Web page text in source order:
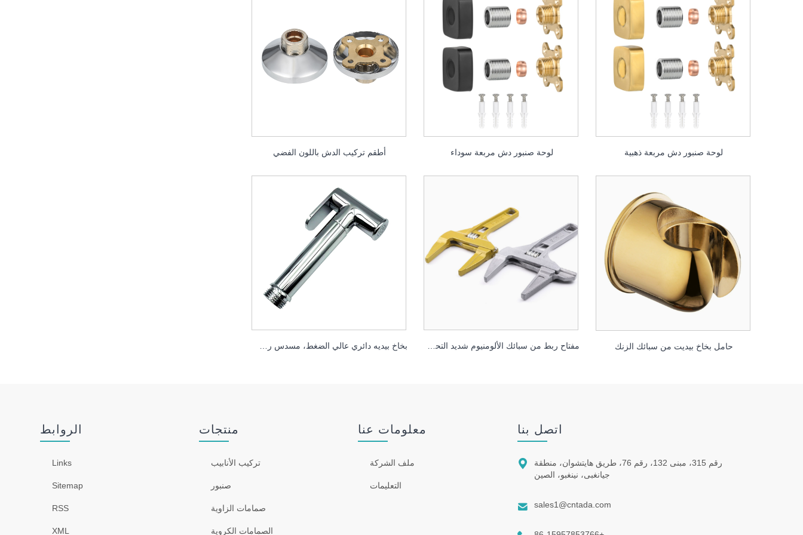
أطقم تركيب الدش باللون الفضي لوحة صنبور دش مربعة سوداء لوحة صنبور دش مربعة ذهبية
بخاخ بيديه دائري عالي الضغط، مسدس رش المرحاض المعزز لتنظيف قوي مفتاح ربط من سبائك الألومنيوم شديد التحمل مع فك كبير ومقبض قصير حامل بخاخ بيديت من سبائك الزنك
اتصل بنا

رقم 315، مبنى 132، رقم 76، طريق هايتشوان، منطقة
جيانغبى، نينغبو، الصين
 sales1@cntada.com
معلومات عنا
ملف الشركة
التعليمات
منتجات
تركيب الأنابيب
صنبور
صمامات الزاوية
الصمامات الكروية
الروابط
Links
Sitemap
RSS
XML